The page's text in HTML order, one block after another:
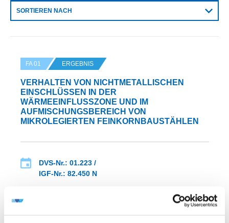
SORTIEREN NACH
FA 01 ERGEBNIS
VERHALTEN VON NICHTMETALLISCHEN
EINSCHLÜSSEN IN DER
WÄRMEEINFLUSSZONE UND IM A
UFMISCHUNGSBEREICH VON M
IKROLEGIERTEN FEINKORNBAUSTÄHLEN
DVS-Nr.: 01.223 /
IGF-Nr.: 82.450 N